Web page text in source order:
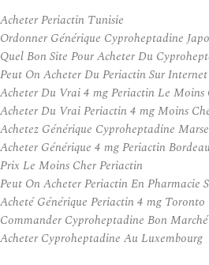
Acheter Periactin Tunisie
Ordonner Générique Cyproheptadine
Quel Bon Site Pour Acheter Du
Peut On Acheter Du Periactin Sur Internet
Acheter Du Vrai 4 mg Periactin Le Moins
Acheter Du Vrai Periactin 4 mg Moins
Achetez Générique Cyproheptadine
Acheter Générique 4 mg Periactin
Prix Le Moins Cher Periactin
Peut On Acheter Periactin En Pharmacie
Acheté Générique Periactin 4 mg Toronto
Commander Cyproheptadine Bon
Acheter Cyproheptadine Au Luxembourg